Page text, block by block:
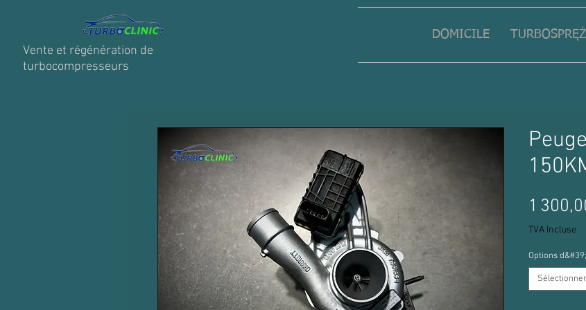
Vente et régénération de
turbocompresseurs
DOMICILE
1
TVA Incluse
Options
Sélectionner